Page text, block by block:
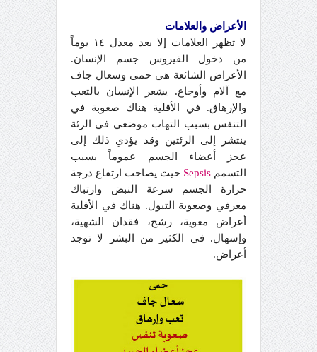
الأعراض والعلامات
لا تظهر العلامات إلا بعد معدل ١٤ يوماً
من دخول الفيروس جسم الإنسان.
الأعراض الشائعة هي حمى وسعال جاف
مع آلام وأوجاع. يشعر الإنسان بالتعب
والإرهاق. في الأقلية هناك صعوبة في
التنفس بسبب التهاب موضعي في الرئة
ينتشر إلى الرئتين وقد يؤدي ذلك إلى
عجز أعضاء الجسم عموماً بسبب
التسمم Sepsis حيث يصاحب ارتفاع درجة
حرارة الجسم سرعة النبض وارتباك
معرفي وصعوبة التبول. هناك في الأقلية
أعراض معوية، رشح، فقدان الشهية،
وإسهال. في الكثير من البشر لا توجد
أعراض.